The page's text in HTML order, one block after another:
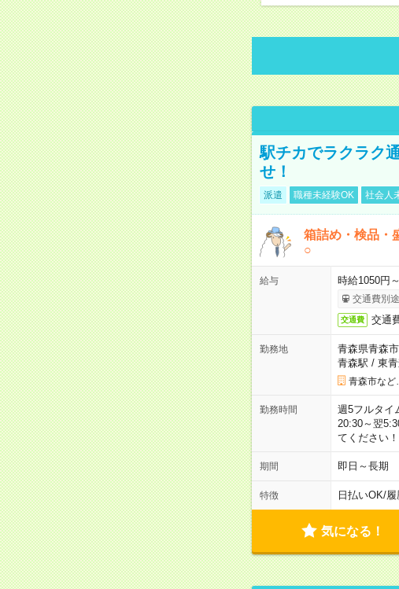
駅チカでラクラク
せ！
派遣 職種未経験OK 社会人
箱詰め・検品・
○
給与 時給1050円
交通費別
交通費 交通
勤務地
青森県青森市
青森駅 / 東
青森市など
勤務時間
週5フルタイ
20:30～翌
てください！
期間 即日～長期
特徴 日払いOK/履
気になる！